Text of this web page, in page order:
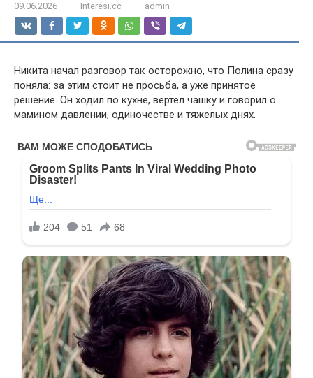
09.06.2026 Interesi.cc admin
Никита начал разговор так осторожно, что Полина сразу
поняла: за этим стоит не просьба, а уже принятое
решение. Он ходил по кухне, вертел чашку и говорил о
мамином давлении, одиночестве и тяжелых днях.